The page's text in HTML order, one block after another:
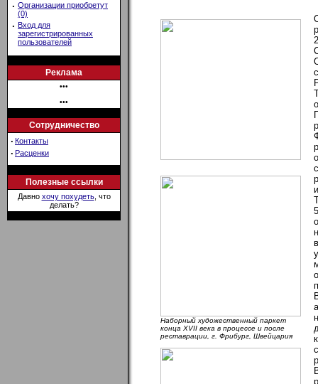
· Организации приобретут
(0)
· Вход для
зарегистрированных
пользователей
Реклама
•••
•••
Сотрудничество
· Контакты
· Расценки
Полезные ссылки
Давно хочу похудеть, что
делать?
Наборный художественный паркет
конца XVII века в процессе и после
реставрации, г. Фрибург, Швейцария